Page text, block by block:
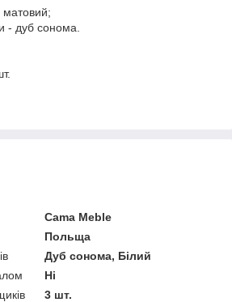
матовий;
- дуб сонома.
Cama Meble
Польща
Дуб сонома, Білий
Ні
3 шт.